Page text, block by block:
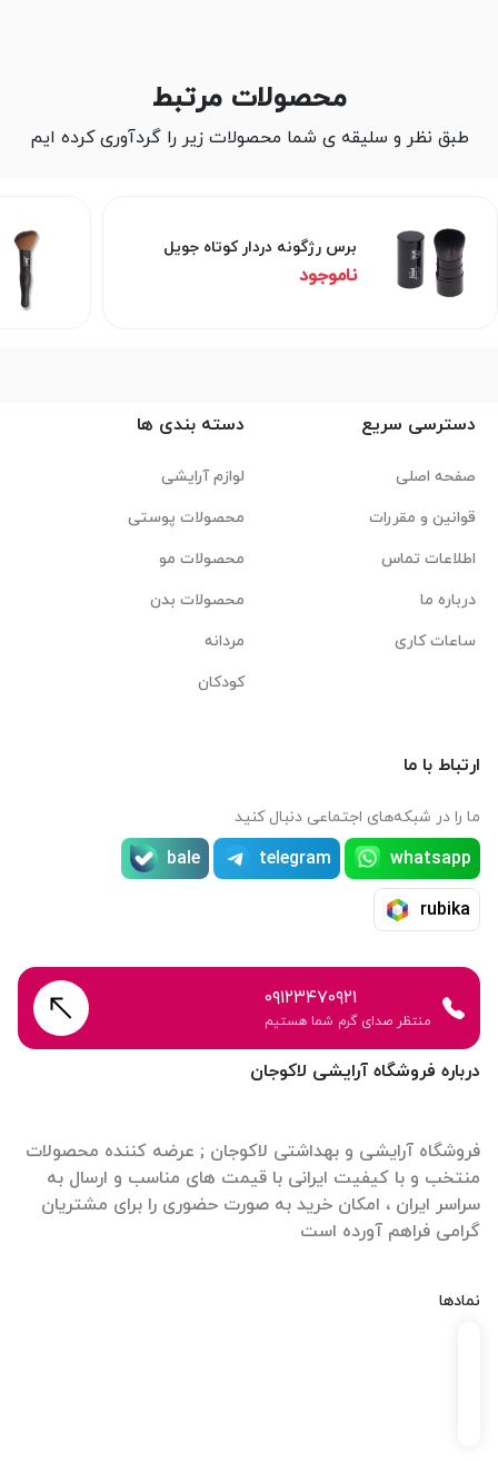
محصولات مرتبط
طبق نظر و سلیقه ی شما محصولات زیر را گردآوری کرده ایم
برس رژگونه دردار کوتاه جویل
ناموجود
درباره فروشگاه آرایشی لاکوجان
فروشگاه آرایشی و بهداشتی لاکوجان ; عرضه کننده محصولات
منتخب و با کیفیت ایرانی با قیمت های مناسب و ارسال به
سراسر ایران ، امکان خرید به صورت حضوری را برای مشتریان
گرامی فراهم آورده است
نمادها
دسترسی سریع
صفحه اصلی
قوانین و مقررات
اطلاعات تماس
درباره ما
ساعات کاری
دسته بندی ها
لوازم آرایشی
محصولات پوستی
محصولات مو
محصولات بدن
مردانه
کودکان
ارتباط با ما
ما را در شبکه‌های اجتماعی دنبال کنید
whatsapp
telegram
bale
rubika
۰۹۱۲۳۴۷۰۹۲۱
منتظر صدای گرم شما هستیم